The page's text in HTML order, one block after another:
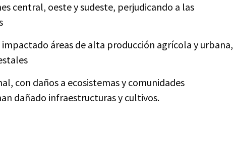
central, oeste y sudeste, perjudicando a las
áreas de alta producción agrícola y urbana,
con daños a ecosistemas y comunidades
dañado infraestructuras y cultivos.